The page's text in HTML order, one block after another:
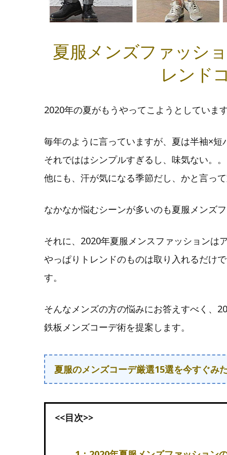
夏服メンズファッシ
レンド
2020年の夏がもうやってこようとしていま
毎年のように言っていますが、夏は半袖×
それでははシンプルすぎるし、味気ない。
他にも、汗が気になる季節だし、かと言っ
なかなか悩むシーンが多いのも夏服メンズ
それに、2020年夏服メンスファッションは
やっぱりトレンドのものは取り入れるだけ
す。
そんなメンズの方の悩みにお答えすべく、
鉄板メンズコーデ術を提案します。
夏服のメンズコーデ厳選15選を今すぐみ
<<目次>>